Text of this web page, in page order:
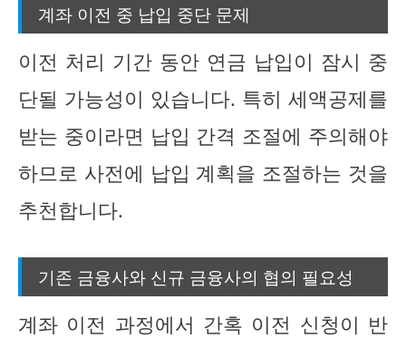
계좌 이전 중 납입 중단 문제
이전 처리 기간 동안 연금 납입이 잠시 중
단될 가능성이 있습니다. 특히 세액공제를
받는 중이라면 납입 간격 조절에 주의해야
하므로 사전에 납입 계획을 조절하는 것을
추천합니다.
기존 금융사와 신규 금융사의 협의 필요성
계좌 이전 과정에서 간혹 이전 신청이 반